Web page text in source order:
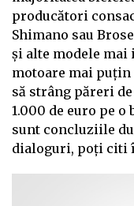
producători
Shimano sau
și alte modele mai
motoare mai puțin
să strâng păreri
1.000 de euro pe
sunt concluziile
dialoguri, poți citi